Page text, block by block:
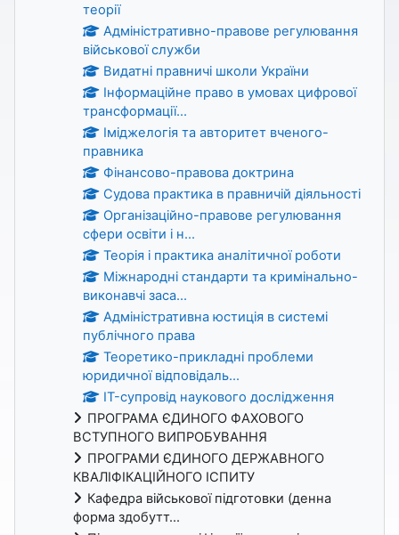
теорії
Адміністративно-правове регулювання
військової служби
Видатні правничі школи України
Інформаційне право в умовах цифрової
трансформації...
Іміджелогія та авторитет вченого-
правника
Фінансово-правова доктрина
Судова практика в правничій діяльності
Організаційно-правове регулювання
сфери освіти і н...
Теорія і практика аналітичної роботи
Міжнародні стандарти та кримінально-
виконавчі заса...
Адміністративна юстиція в системі
публічного права
Теоретико-прикладні проблеми
юридичної відповідаль...
IT-супровід наукового дослідження
ПРОГРАМА ЄДИНОГО ФАХОВОГО
ВСТУПНОГО ВИПРОБУВАННЯ
ПРОГРАМИ ЄДИНОГО ДЕРЖАВНОГО
КВАЛІФІКАЦІЙНОГО ІСПИТУ
Кафедра військової підготовки (денна
форма здобутт...